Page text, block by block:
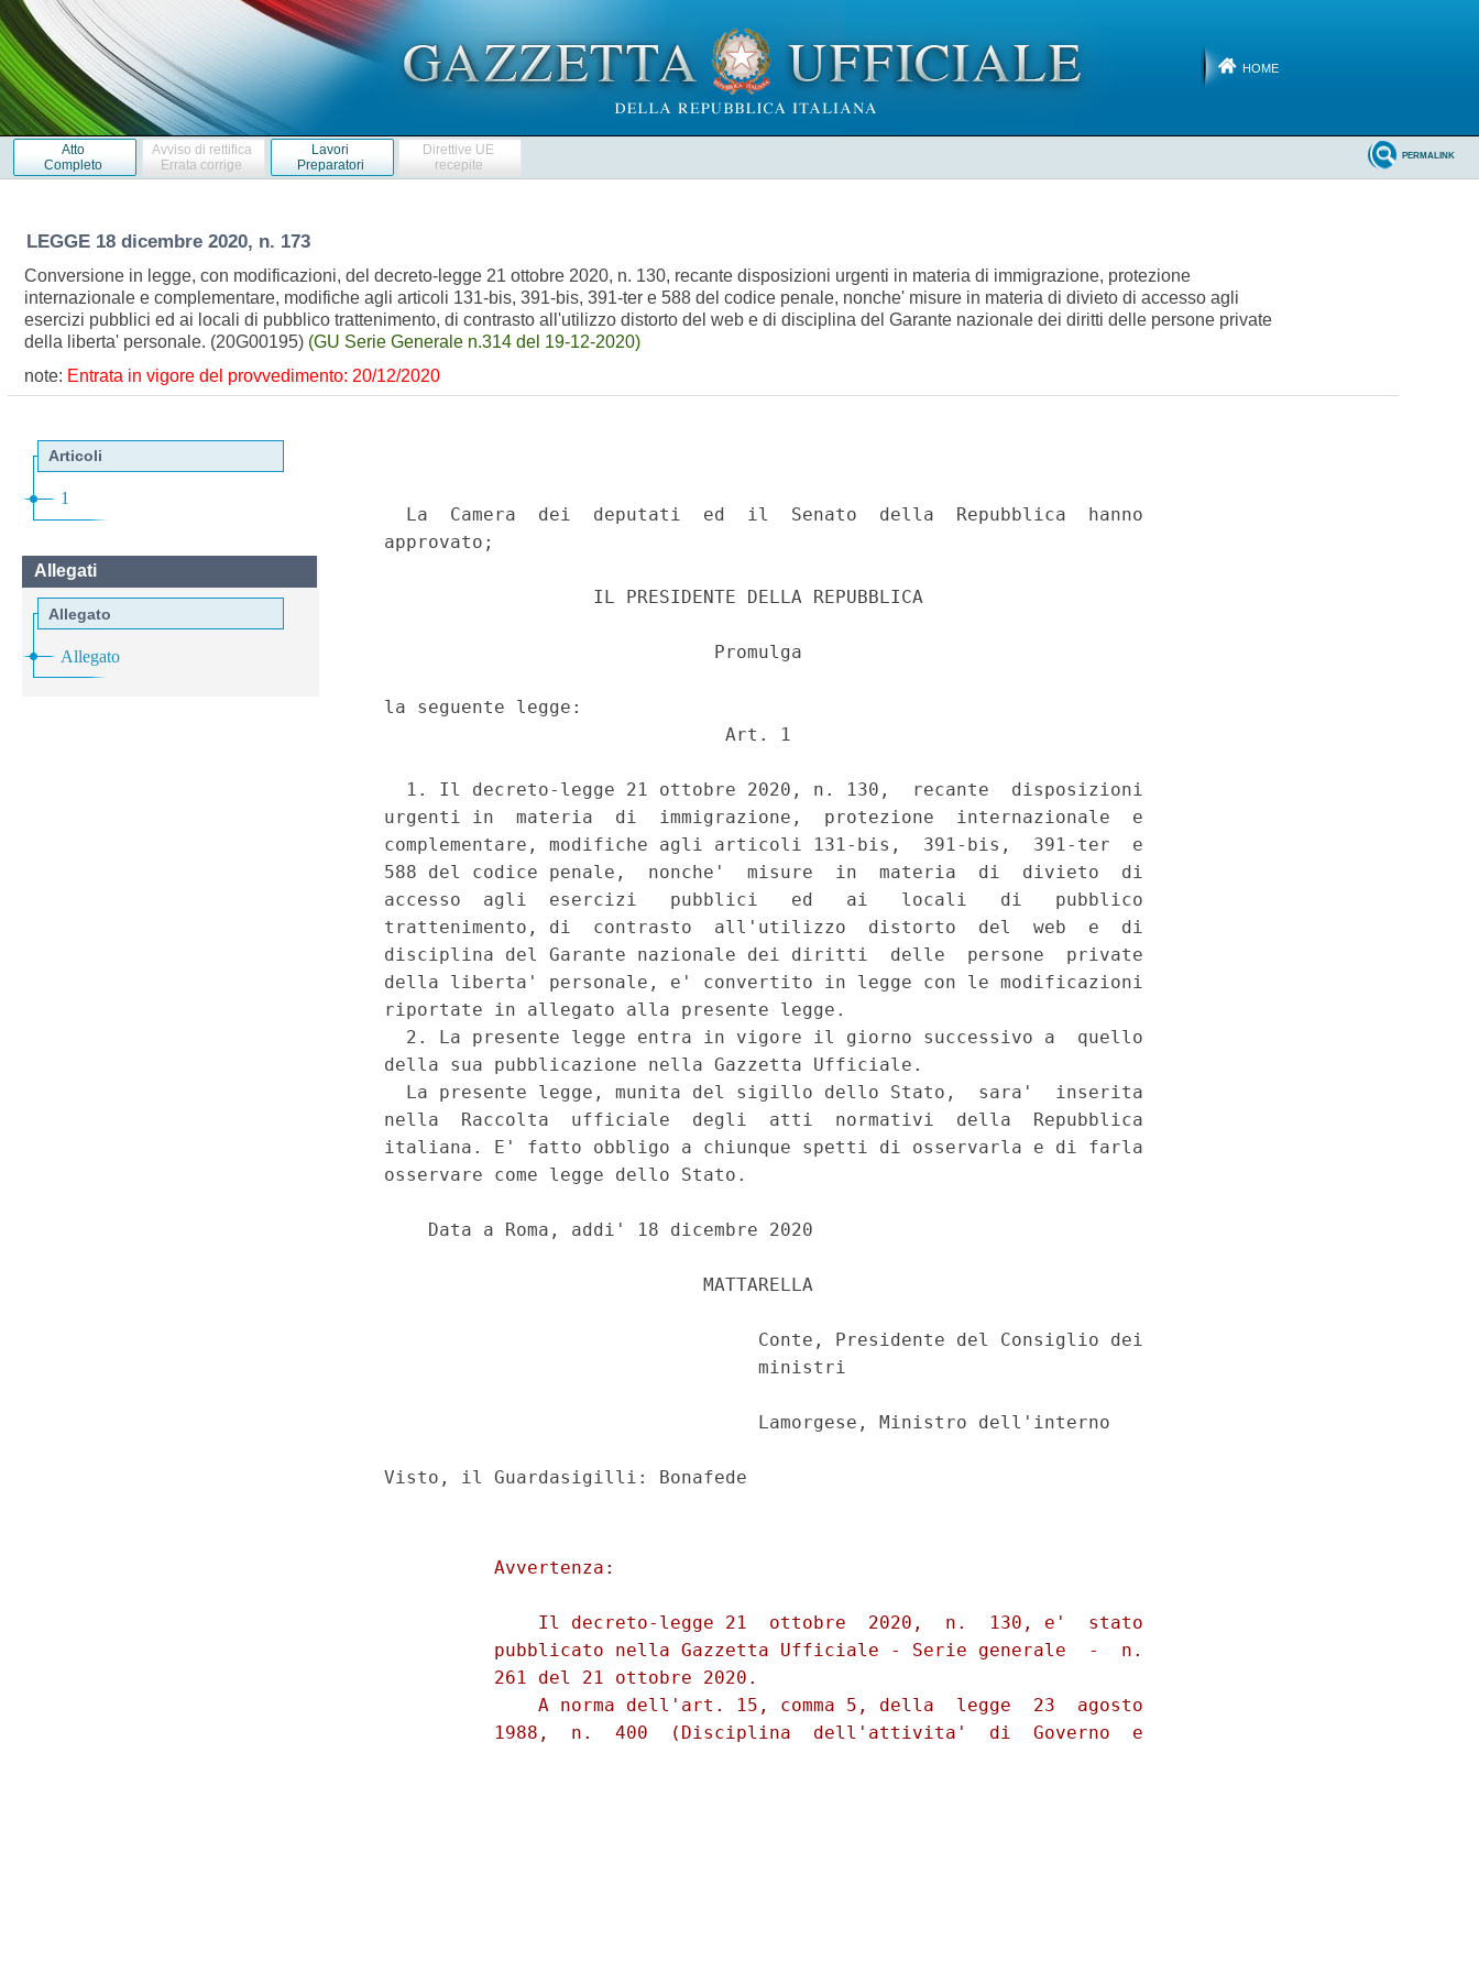
HOME
Atto
Completo
Avviso di rettifica
Errata corrige
Lavori
Preparatori
Direttive UE
recepite
PERMALINK
LEGGE 18 dicembre 2020, n. 173
Conversione in legge, con modificazioni, del decreto-legge 21 ottobre 2020, n. 130, recante disposizioni urgenti in materia di immigrazione, protezione
internazionale e complementare, modifiche agli articoli 131-bis, 391-bis, 391-ter e 588 del codice penale, nonche' misure in materia di divieto di accesso agli
esercizi pubblici ed ai locali di pubblico trattenimento, di contrasto all'utilizzo distorto del web e di disciplina del Garante nazionale dei diritti delle persone private
della liberta' personale. (20G00195) (GU Serie Generale n.314 del 19-12-2020)
note: Entrata in vigore del provvedimento: 20/12/2020